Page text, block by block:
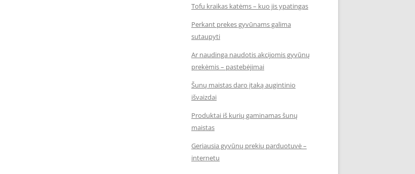
Tofu kraikas katėms – kuo jis ypatingas
Perkant prekes gyvūnams galima
sutaupyti
Ar naudinga naudotis akcijomis gyvūnų
prekėmis – pastebėjimai
Šunų maistas daro įtaką augintinio
išvaizdai
Produktai iš kurių gaminamas šunų
maistas
Geriausia gyvūnų prekių parduotuvė –
internetu